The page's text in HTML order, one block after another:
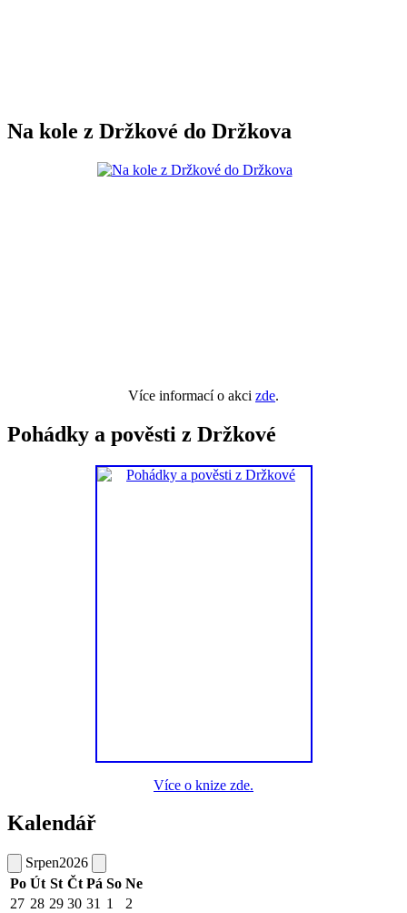
Na kole z Držkové do Držkova
Více informací o akci zde.
Pohádky a pověsti z Držkové
Více o knize zde.
Kalendář
Srpen2026
Po Út St Čt Pá So Ne
27 28 29 30 31 1
2